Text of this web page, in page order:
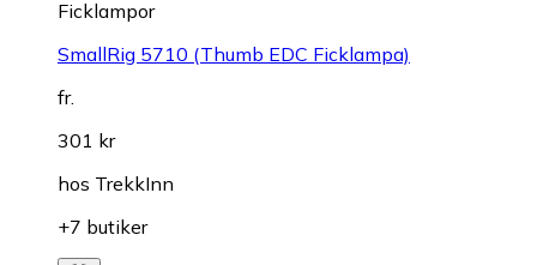
Ficklampor
SmallRig 5710 (Thumb EDC Ficklampa)
fr.
301 kr
hos TrekkInn
+7 butiker